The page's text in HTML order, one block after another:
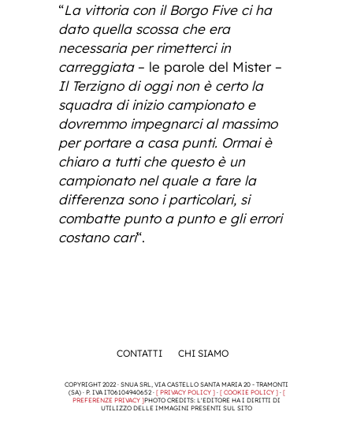
“La vittoria con il Borgo Five ci ha
dato quella scossa che era
necessaria per rimetterci in
carreggiata– le parole del Mister –
Il Terzigno di oggi non è certo la
squadra di inizio campionato e
dovremmo impegnarci al massimo
per portare a casa punti. Ormai è
chiaro a tutti che questo è un
campionato nel quale a fare la
differenza sono i particolari, si
combatte punto a punto e gli errori
costano cari“.
CONTATTI CHI SIAMO
COPYRIGHT 2022 · SNUA SRL, VIA CASTELLO SANTA MARIA 20 - TRAMONTI
(SA) · P. IVA IT06104940652 · [ PRIVACY POLICY ]· [ COOKIE POLICY ]· [
PREFERENZE PRIVACY ]PHOTO CREDITS: L'EDITORE HA I DIRITTI DI
UTILIZZO DELLE IMMAGINI PRESENTI SUL SITO